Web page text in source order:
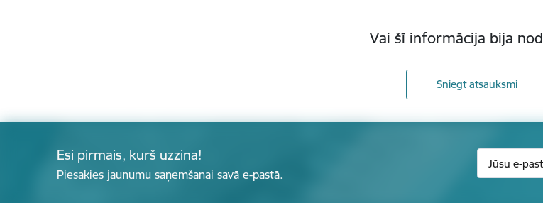
Vai šī informācija bija
Sniegt atsauksmi
Esi pirmais, kurš uzzina!
Piesakies jaunumu saņemšanai savā e-pastā.